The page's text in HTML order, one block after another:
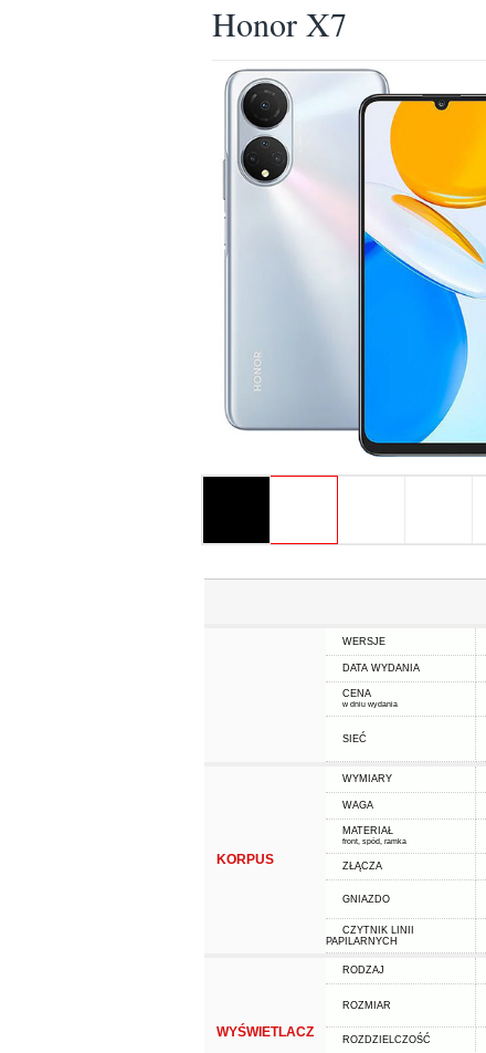
Honor X7
WERSJE
DATA WYDANIA
CENA
w dniu wydania
SIEĆ
KORPUS
WYMIARY
WAGA
MATERIAŁ
front, spód, ramka
ZŁĄCZA
GNIAZDO
CZYTNIK LINII
PAPILARNYCH
WYŚWIETLACZ
RODZAJ
ROZMIAR
ROZDZIELCZOŚĆ